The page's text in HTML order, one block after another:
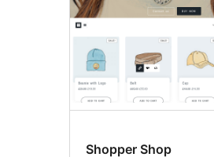
Shopper Shop